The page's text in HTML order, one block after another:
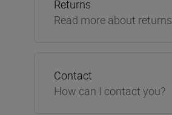
Returns
Read more about returns
Contact
How can I contact you?